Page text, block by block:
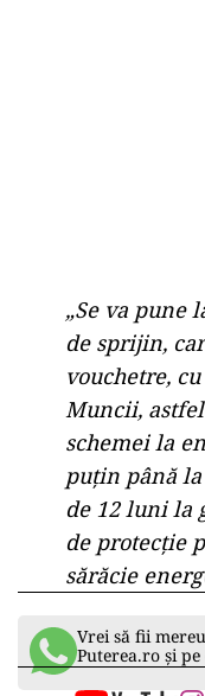
„Se va pune
de sprijin,
vouchetre,
Muncii,
schemei la
puțin până
de 12 luni la
de protecție
sărăcie
Vrei să fii
Puterea.ro și